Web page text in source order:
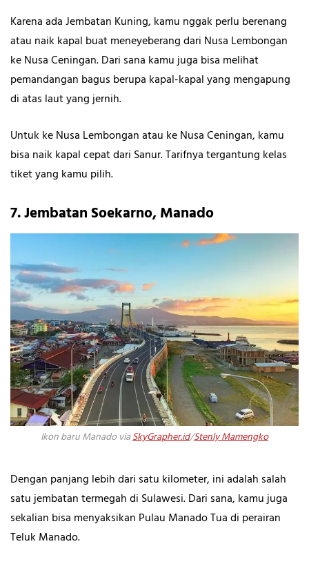
Karena ada Jembatan Kuning, kamu nggak perlu berenang
atau naik kapal buat meneyeberang dari Nusa Lembongan
ke Nusa Ceningan. Dari sana kamu juga bisa melihat
pemandangan bagus berupa kapal-kapal yang mengapung
di atas laut yang jernih.
Untuk ke Nusa Lembongan atau ke Nusa Ceningan, kamu
bisa naik kapal cepat dari Sanur. Tarifnya tergantung kelas
tiket yang kamu pilih.
7. Jembatan Soekarno, Manado
Ikon baru Manado viaSkyGrapher.id/Stenly Mamengko
Dengan panjang lebih dari satu kilometer, ini adalah salah
satu jembatan termegah di Sulawesi. Dari sana, kamu juga
sekalian bisa menyaksikan Pulau Manado Tua di perairan
Teluk Manado.